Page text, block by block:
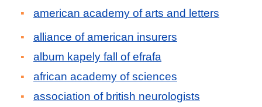
american academy of arts and letters
alliance of american insurers
album kapely fall of efrafa
african academy of sciences
association of british neurologists